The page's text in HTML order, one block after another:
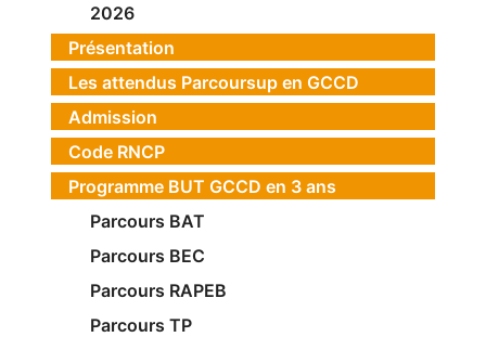
2026
Présentation
Les attendus Parcoursup en GCCD
Admission
Code RNCP
Programme BUT GCCD en 3 ans
Parcours BAT
Parcours BEC
Parcours RAPEB
Parcours TP